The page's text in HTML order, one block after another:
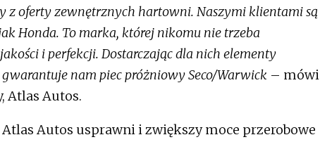
z oferty zewnętrznych hartowni. Naszymi klientami są
Honda. To marka, której nikomu nie trzeba
i perfekcji. Dostarczając dla nich elementy
nam piec próżniowy Seco/Warwick – mówi
Atlas Autos.
Autos usprawni i zwiększy moce przerobowe